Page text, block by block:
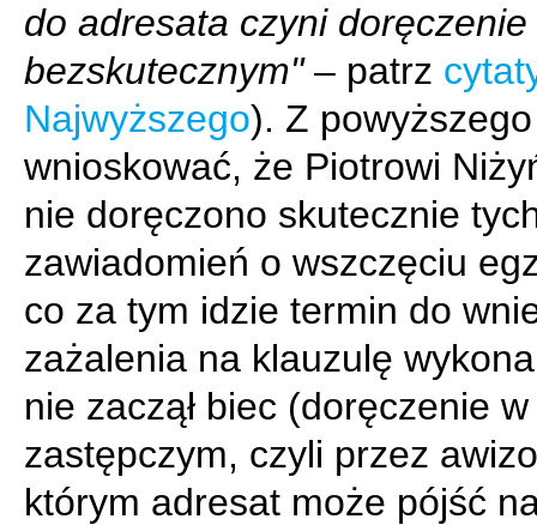
do adresata czyni doręczenie
bezskutecznym"– patrz
Najwyższego). Z
wnioskować, że Piotrowi
nie doręczono skutecznie
zawiadomień o wszczęciu
co za tym idzie termin do
zażalenia na klauzulę
nie zaczął biec (doręczenie
zastępczym, czyli przez
którym adresat może pójść